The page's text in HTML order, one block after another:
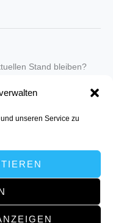
unseren Service zu
Stand bleiben?
auf.